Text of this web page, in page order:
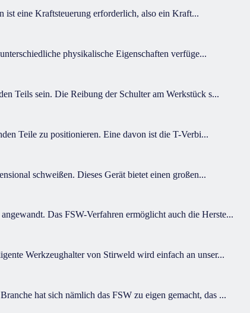
ist eine Kraftsteuerung erforderlich, also ein Kraft...
physikalische Eigenschaften verfüge...
Teils sein. Die Reibung der Schulter am Werkstück s...
Teile zu positionieren. Eine davon ist die T-Verbi...
schweißen. Dieses Gerät bietet einen großen...
Das FSW-Verfahren ermöglicht auch die Herste...
Werkzeughalter von Stirweld wird einfach an unser...
hat sich nämlich das FSW zu eigen gemacht, das ...